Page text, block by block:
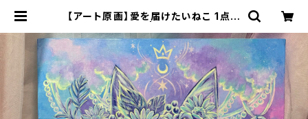
【アート原画】愛を届けたいねこ 1点も